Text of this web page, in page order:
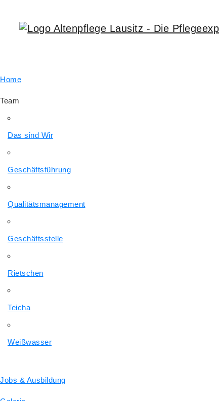
Home
Team
Das sind Wir
Geschäftsführung
Qualitätsmanagement
Geschäftsstelle
Rietschen
Teicha
Weißwasser
Jobs & Ausbildung